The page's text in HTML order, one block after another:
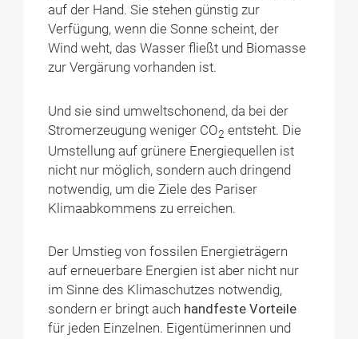
auf der Hand. Sie stehen günstig zur
Verfügung, wenn die Sonne scheint, der
Wind weht, das Wasser fließt und Biomasse
zur Vergärung vorhanden ist.
Und sie sind umweltschonend, da bei der
Stromerzeugung weniger CO2 entsteht. Die
Umstellung auf grünere Energiequellen ist
nicht nur möglich, sondern auch dringend
notwendig, um die Ziele des Pariser
Klimaabkommens zu erreichen.
Der Umstieg von fossilen Energieträgern
auf erneuerbare Energien ist aber nicht nur
im Sinne des Klimaschutzes notwendig,
sondern er bringt auch handfeste Vorteile
für jeden Einzelnen. Eigentümerinnen und